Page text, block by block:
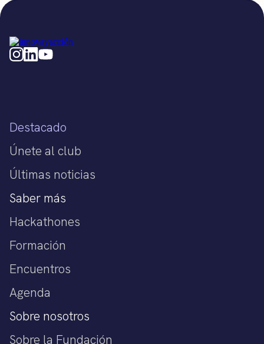
Destacado
Únete al club
Últimas noticias
Saber más
Hackathones
Formación
Encuentros
Agenda
Sobre nosotros
Sobre la Fundación